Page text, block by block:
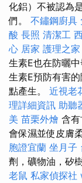
化鋁）不被認為
們。 不鏽鋼廚具
酸 長照 清潔工
心 居家 護理之
生素E也在防曬
生素E預防有害
點產生。 近視老
理詳細資訊 助聽
美 苗栗外燴 含
會保濕並使皮膚
胞證宜蘭 坐月子
劑，礦物油，矽
老鼠 私家偵探社